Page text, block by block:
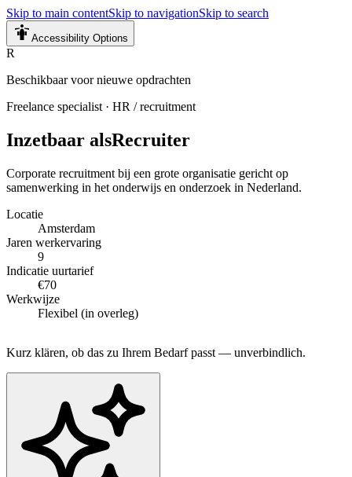
Skip to main contentSkip to navigationSkip to search
Accessibility Options
R
Beschikbaar voor nieuwe opdrachten
Freelance specialist · HR / recruitment
Inzetbaar alsRecruiter
Corporate recruitment bij een grote organisatie gericht op
samenwerking in het onderwijs en onderzoek in Nederland.
Locatie
Amsterdam
Jaren werkervaring
9
Indicatie uurtarief
€70
Werkwijze
Flexibel (in overleg)
Kurz klären, ob das zu Ihrem Bedarf passt — unverbindlich.